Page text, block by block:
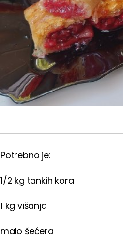
Potrebno je:
1/2 kg tankih kora
1 kg višanja
malo šećera